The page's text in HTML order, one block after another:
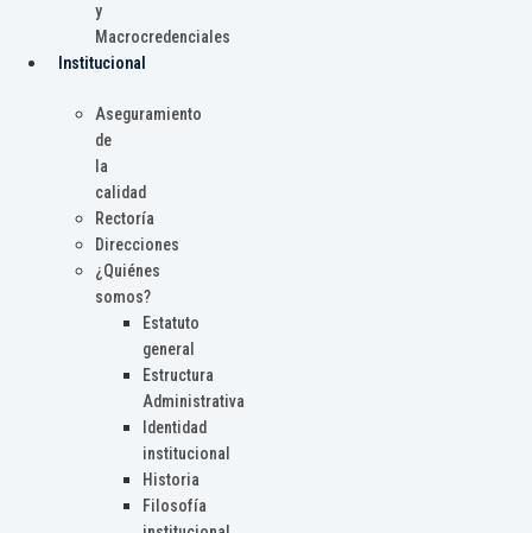
y
Macrocredenciales
Institucional
Aseguramiento
de
la
calidad
Rectoría
Direcciones
¿Quiénes
somos?
Estatuto
general
Estructura
Administrativa
Identidad
institucional
Historia
Filosofía